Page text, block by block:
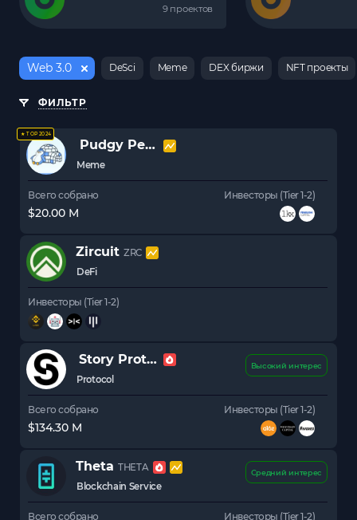
9 проектов
DeSci Meme DEX биржи NFT проекты
Web 3.0
ФИЛЬТР
★ TOP 2024
Pudgy Penguins
Meme
Всего собрано
$20.00 M
Инвесторы (Tier 1-2)
Zircuit ZRC
DeFi
Инвесторы (Tier 1-2)
Story Protocol
Protocol
Высокий интерес
Всего собрано
$134.30 M
Инвесторы (Tier 1-2)
Theta THETA
Blockchain Service
Средний интерес
Всего собрано Инвесторы (Tier 1-2)